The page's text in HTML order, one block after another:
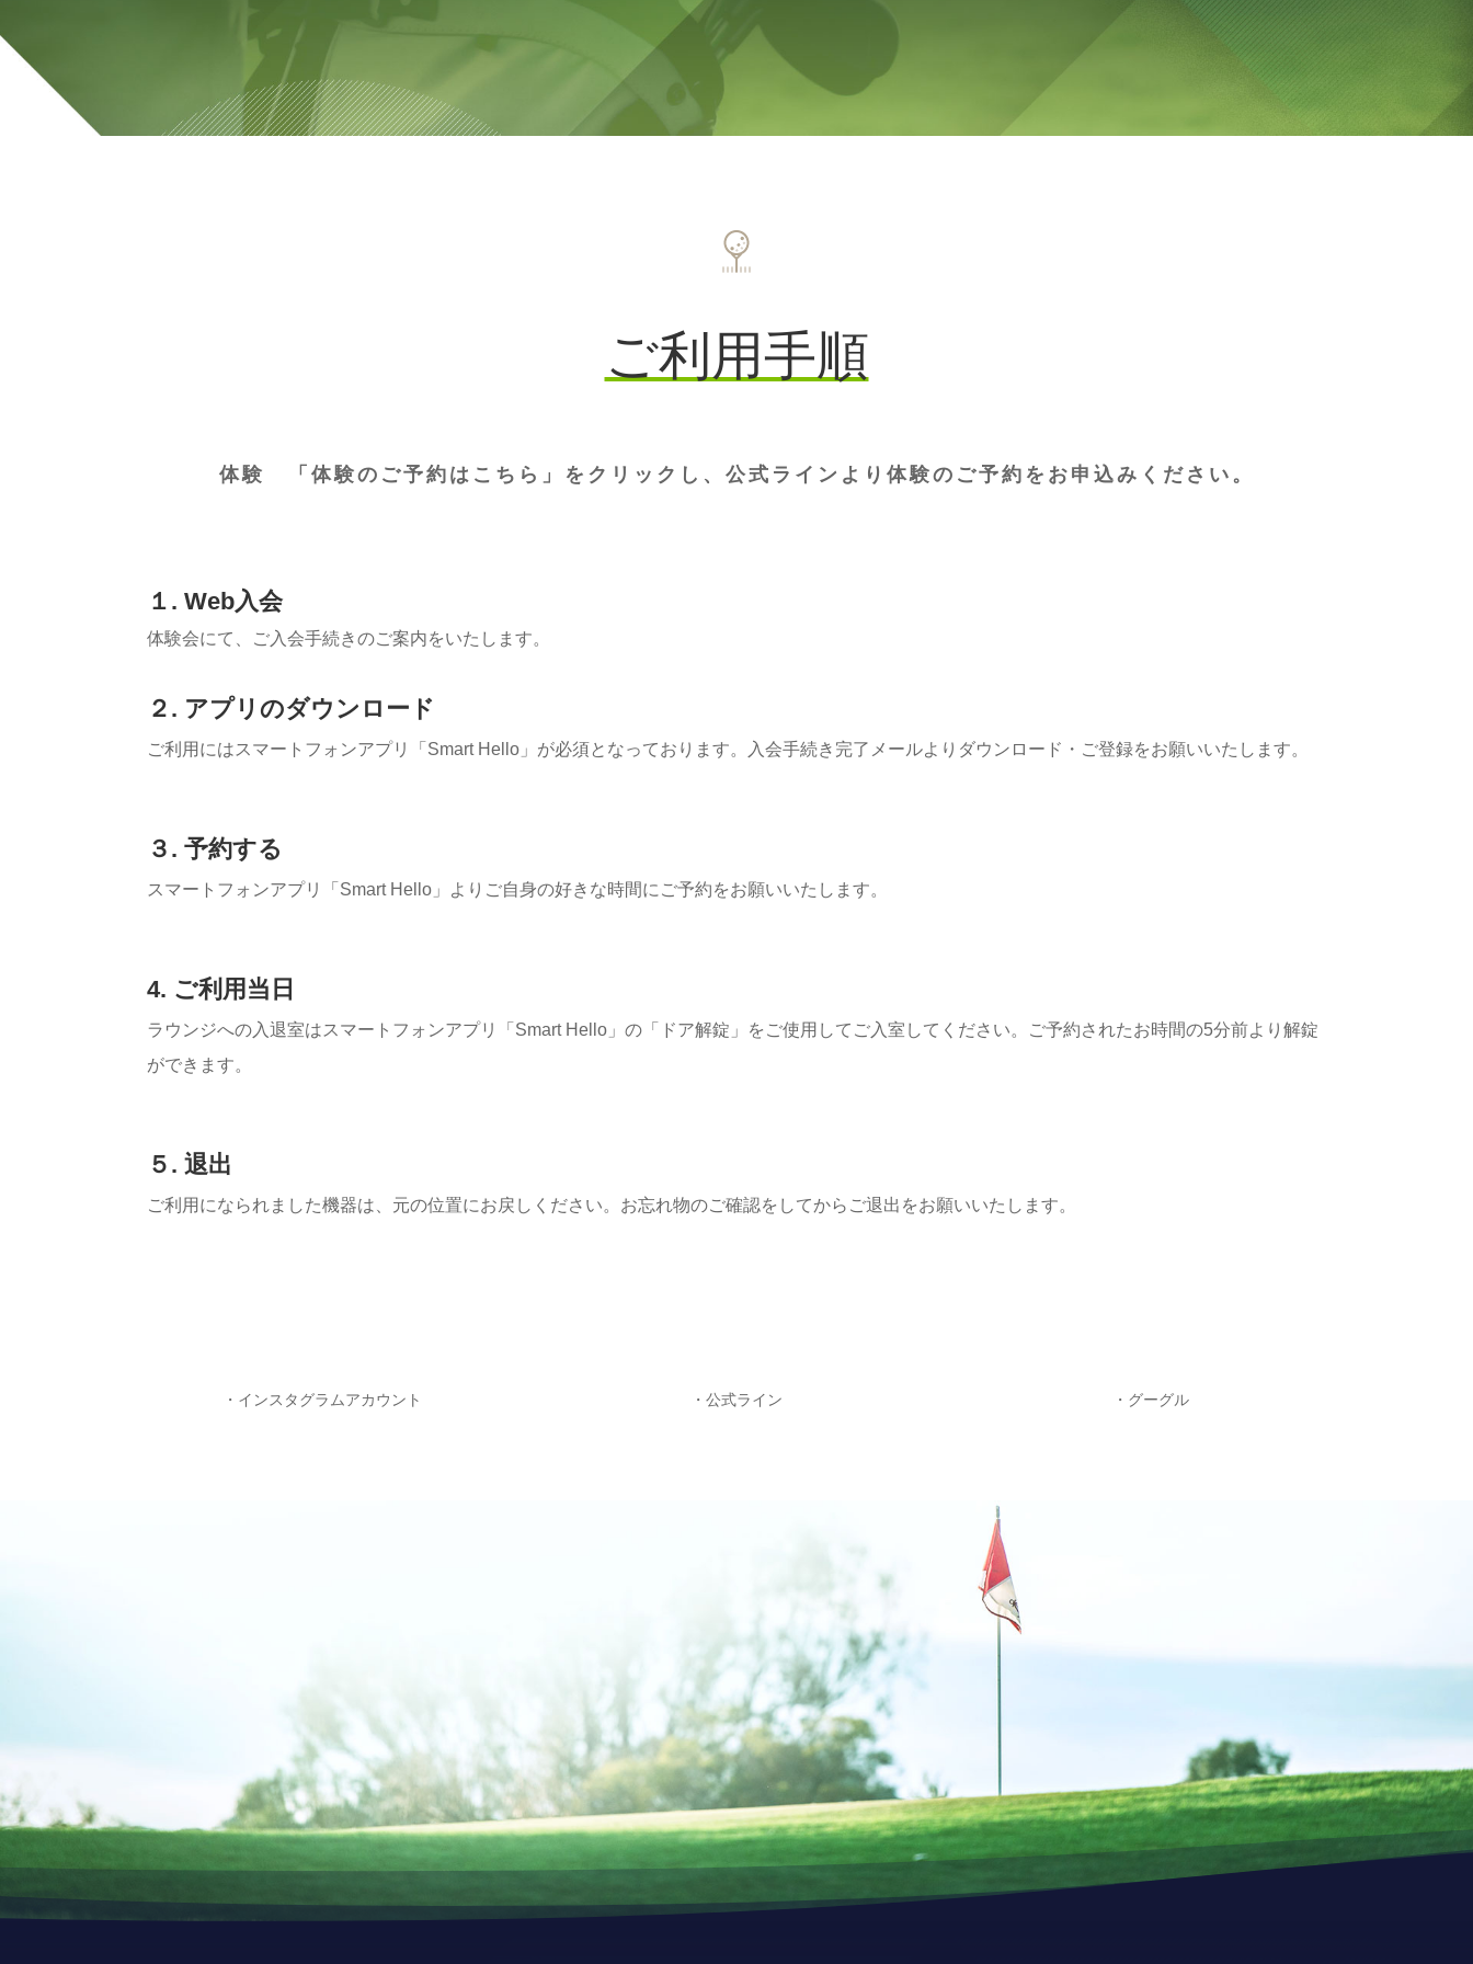
ご利用手順
体験 「体験のご予約はこちら」をクリックし、公式ラインより体験のご予約をお申込みください。
１. Web入会
体験会にて、ご入会手続きのご案内をいたします。
２. アプリのダウンロード
ご利用にはスマートフォンアプリ「Smart Hello」が必須となっております。入会手続き完了メールよりダウンロード・ご登録をお願いいたします。
３ .予約する
スマートフォンアプリ「Smart Hello」よりご自身の好きな時間にご予約をお願いいたします。
4. ご利用当日
ラウンジへの入退室はスマートフォンアプリ「Smart Hello」の「ドア解錠」をご使用してご入室してください。ご予約されたお時間の5分前より解錠
ができます。
５. 退出
ご利用になられました機器は、元の位置にお戻しください。お忘れ物のご確認をしてからご退出をお願いいたします。
・インスタグラムアカウント ・公式ライン ・グーグル